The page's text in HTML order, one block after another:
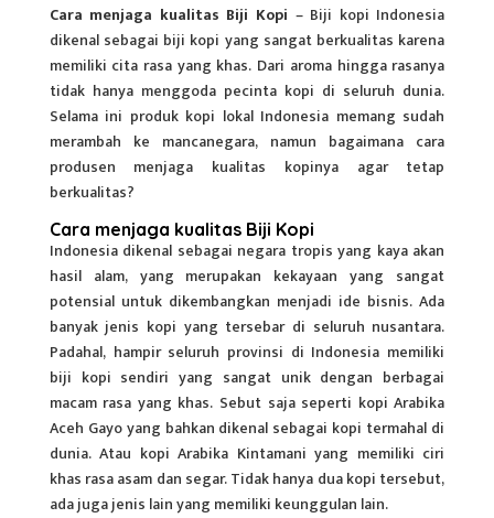
Cara menjaga kualitas Biji Kopi – Biji kopi Indonesia
dikenal sebagai biji kopi yang sangat berkualitas karena
memiliki cita rasa yang khas. Dari aroma hingga rasanya
tidak hanya menggoda pecinta kopi di seluruh dunia.
Selama ini produk kopi lokal Indonesia memang sudah
merambah ke mancanegara, namun bagaimana cara
produsen menjaga kualitas kopinya agar tetap
berkualitas?
Cara menjaga kualitas Biji Kopi
Indonesia dikenal sebagai negara tropis yang kaya akan
hasil alam, yang merupakan kekayaan yang sangat
potensial untuk dikembangkan menjadi ide bisnis. Ada
banyak jenis kopi yang tersebar di seluruh nusantara.
Padahal, hampir seluruh provinsi di Indonesia memiliki
biji kopi sendiri yang sangat unik dengan berbagai
macam rasa yang khas. Sebut saja seperti kopi Arabika
Aceh Gayo yang bahkan dikenal sebagai kopi termahal di
dunia. Atau kopi Arabika Kintamani yang memiliki ciri
khas rasa asam dan segar. Tidak hanya dua kopi tersebut,
ada juga jenis lain yang memiliki keunggulan lain.